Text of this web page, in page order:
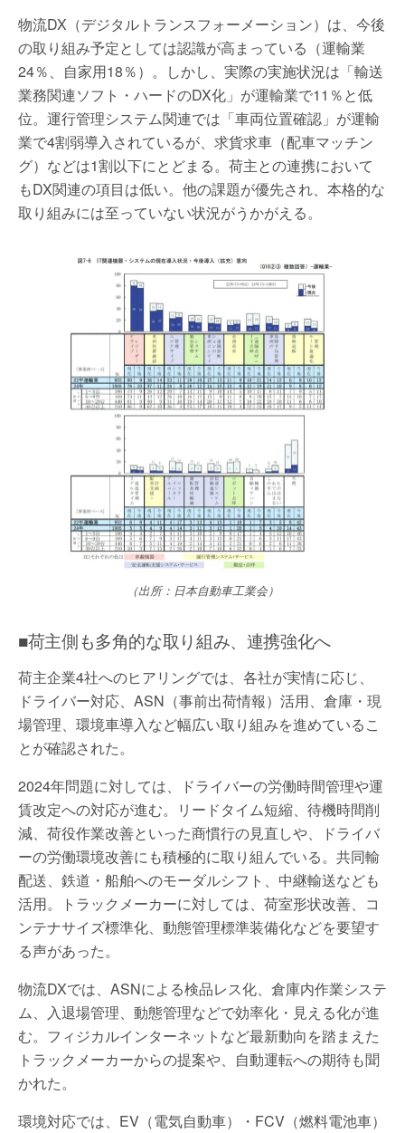
物流DX（デジタルトランスフォーメーション）は、今後
の取り組み予定としては認識が高まっている（運輸業
24％、自家用18％）。しかし、実際の実施状況は「輸送
業務関連ソフト・ハードのDX化」が運輸業で11％と低
位。運行管理システム関連では「車両位置確認」が運輸
業で4割弱導入されているが、求貨求車（配車マッチン
グ）などは1割以下にとどまる。荷主との連携において
もDX関連の項目は低い。他の課題が優先され、本格的な
取り組みには至っていない状況がうかがえる。
（出所：日本自動車工業会）
■荷主側も多角的な取り組み、連携強化へ
荷主企業4社へのヒアリングでは、各社が実情に応じ、
ドライバー対応、ASN（事前出荷情報）活用、倉庫・現
場管理、環境車導入など幅広い取り組みを進めているこ
とが確認された。
2024年問題に対しては、ドライバーの労働時間管理や運
賃改定への対応が進む。リードタイム短縮、待機時間削
減、荷役作業改善といった商慣行の見直しや、ドライバ
ーの労働環境改善にも積極的に取り組んでいる。共同輸
配送、鉄道・船舶へのモーダルシフト、中継輸送なども
活用。トラックメーカーに対しては、荷室形状改善、コ
ンテナサイズ標準化、動態管理標準装備化などを要望す
る声があった。
物流DXでは、ASNによる検品レス化、倉庫内作業システ
ム、入退場管理、動態管理などで効率化・見える化が進
む。フィジカルインターネットなど最新動向を踏まえた
トラックメーカーからの提案や、自動運転への期待も聞
かれた。
環境対応では、EV（電気自動車）・FCV（燃料電池車）